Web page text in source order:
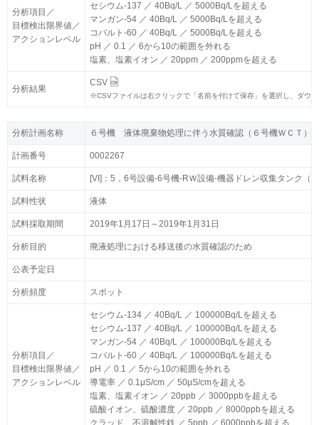
分析項目／
目標検出限界値／
アクションレベル
セシウム-137 ／ 40Bq/L ／ 5000Bq/Lを超える
マンガン-54 ／ 40Bq/L ／ 5000Bq/Lを超える
コバルト-60 ／ 40Bq/L ／ 5000Bq/Lを超える
pH ／ 0.1 ／ 6から10の範囲を外れる
塩素、塩素イオン ／ 20ppm ／ 200ppmを超える
分析結果
CSV
※CSVファイルは右クリックで「名前を付けて保存」を選択し、ダウ
分析項目／
目標検出限界値／
アクションレベル
セシウム-137 ／ 40Bq/L ／ 5000Bq/Lを超える
マンガン-54 ／ 40Bq/L ／ 5000Bq/Lを超える
コバルト-60 ／ 40Bq/L ／ 5000Bq/Lを超える
pH ／ 0.1 ／ 6から10の範囲を外れる
塩素、塩素イオン ／ 20ppm ／ 200ppmを超える
分析結果
CSV
※CSVファイルは右クリックで「名前を付けて保存」を選択し、ダウ
分析計画名称 ６号機 液体廃棄物処理に伴う水質確認（６号機ＷＣＴ）
計画番号 0002267
試料名称 [VI]：5，6号設備-6号機-RＷ設備-機器ドレン収集タンク（
試料性状 液体
試料採取期間 2019年1月17日～2019年1月31日
分析目的 廃液処理における移送後の水質確認のため
公表予定日
分析頻度 スポット
分析項目／
目標検出限界値／
アクションレベル
セシウム-134 ／ 40Bq/L ／ 100000Bq/Lを超える
セシウム-137 ／ 40Bq/L ／ 100000Bq/Lを超える
マンガン-54 ／ 40Bq/L ／ 100000Bq/Lを超える
コバルト-60 ／ 40Bq/L ／ 100000Bq/Lを超える
pH ／ 0.1 ／ 5から10の範囲を外れる
導電率 ／ 0.1μS/cm ／ 50μS/cmを超える
塩素、塩素イオン ／ 20ppb ／ 3000ppbを超える
硫酸イオン、硫酸濃度 ／ 20ppb ／ 8000ppbを超える
クラッド、不溶解性鉄 ／ 5ppb ／ 6000ppbを超える
分析計画名称 ６号機 液体廃棄物処理に伴う水質確認（６号機ＷＣＴ）
計画番号 0002267
試料名称 [VI]：5，6号設備-6号機-RＷ設備-機器ドレン収集タンク（
試料性状 液体
試料採取期間 2019年1月17日～2019年1月31日
分析目的 廃液処理における移送後の水質確認のため
公表予定日
分析頻度 スポット
分析項目／
目標検出限界値／
アクションレベル
セシウム-134 ／ 40Bq/L ／ 100000Bq/Lを超える
セシウム-137 ／ 40Bq/L ／ 100000Bq/Lを超える
マンガン-54 ／ 40Bq/L ／ 100000Bq/Lを超える
コバルト-60 ／ 40Bq/L ／ 100000Bq/Lを超える
pH ／ 0.1 ／ 5から10の範囲を外れる
導電率 ／ 0.1μS/cm ／ 50μS/cmを超える
塩素、塩素イオン ／ 20ppb ／ 3000ppbを超える
硫酸イオン、硫酸濃度 ／ 20ppb ／ 8000ppbを超える
クラッド、不溶解性鉄 ／ 5ppb ／ 6000ppbを超える